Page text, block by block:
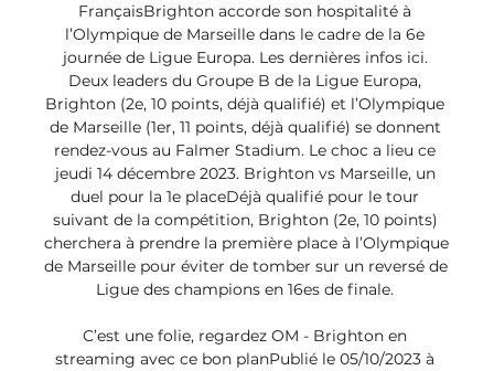
FrançaisBrighton accorde son hospitalité à
l’Olympique de Marseille dans le cadre de la 6e
journée de Ligue Europa. Les dernières infos ici.
Deux leaders du Groupe B de la Ligue Europa,
Brighton (2e, 10 points, déjà qualifié) et l’Olympique
de Marseille (1er, 11 points, déjà qualifié) se donnent
rendez-vous au Falmer Stadium. Le choc a lieu ce
jeudi 14 décembre 2023. Brighton vs Marseille, un
duel pour la 1e placeDéjà qualifié pour le tour
suivant de la compétition, Brighton (2e, 10 points)
cherchera à prendre la première place à l’Olympique
de Marseille pour éviter de tomber sur un reversé de
Ligue des champions en 16es de finale.
C’est une folie, regardez OM - Brighton en
streaming avec ce bon planPublié le 05/10/2023 à